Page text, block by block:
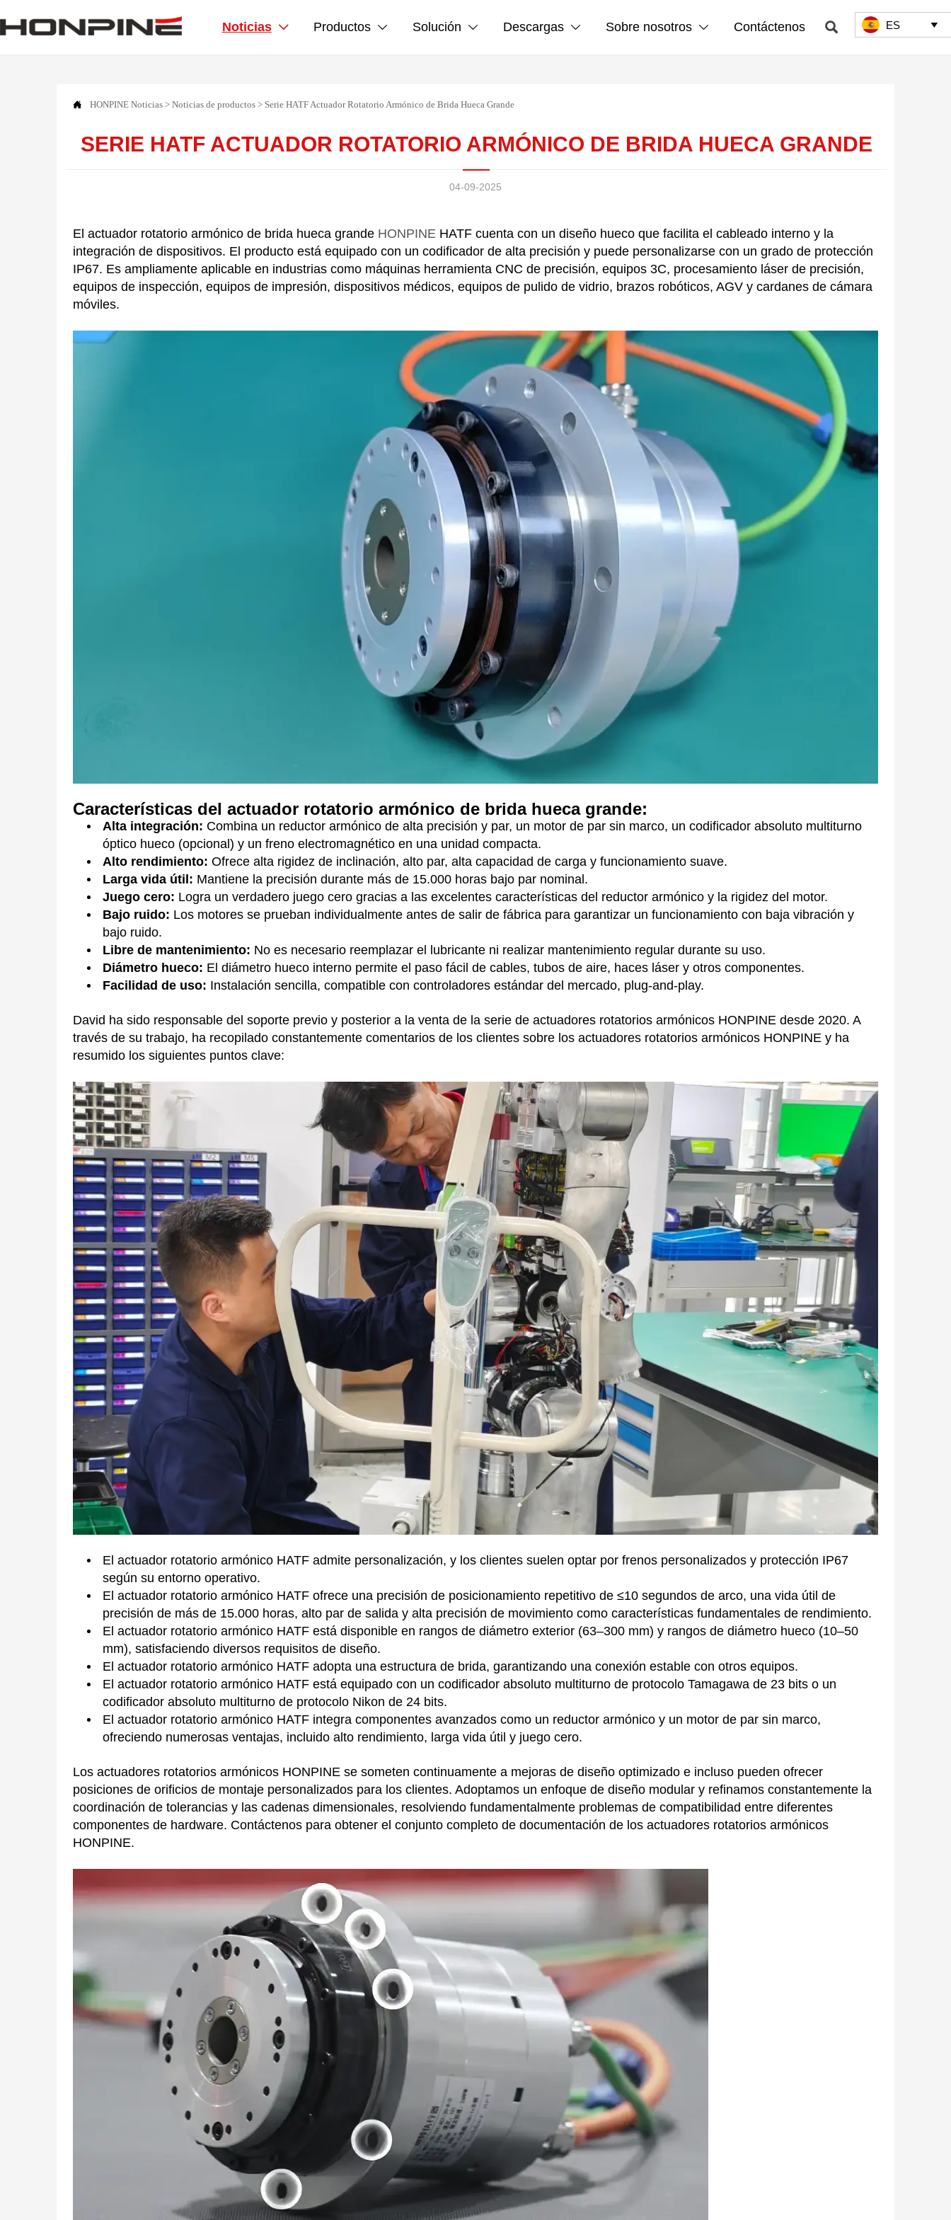
Noticias  Productos  Solución  Descargas  Sobre nosotros  Contáctenos  ES 
 HONPINE Noticias> Noticias de productos> Serie HATF Actuador Rotatorio Armónico de Brida Hueca Grande
SERIE HATF ACTUADOR ROTATORIO ARMÓNICO DE BRIDA HUECA GRANDE
04-09-2025
El actuador rotatorio armónico de brida hueca grande HONPINE HATF cuenta con un diseño hueco que facilita el cableado interno y la
integración de dispositivos. El producto está equipado con un codificador de alta precisión y puede personalizarse con un grado de protección
IP67. Es ampliamente aplicable en industrias como máquinas herramienta CNC de precisión, equipos 3C, procesamiento láser de precisión,
equipos de inspección, equipos de impresión, dispositivos médicos, equipos de pulido de vidrio, brazos robóticos, AGV y cardanes de cámara
móviles.
Características del actuador rotatorio armónico de brida hueca grande:
Alta integración: Combina un reductor armónico de alta precisión y par, un motor de par sin marco, un codificador absoluto multiturno
óptico hueco (opcional) y un freno electromagnético en una unidad compacta.
Alto rendimiento:Ofrece alta rigidez de inclinación, alto par, alta capacidad de carga y funcionamiento suave.
Larga vida útil: Mantiene la precisión durante más de 15.000 horas bajo par nominal.
Juego cero: Logra un verdadero juego cero gracias a las excelentes características del reductor armónico y la rigidez del motor.
Bajo ruido: Los motores se prueban individualmente antes de salir de fábrica para garantizar un funcionamiento con baja vibración y
bajo ruido.
Libre de mantenimiento: No es necesario reemplazar el lubricante ni realizar mantenimiento regular durante su uso.
Diámetro hueco: El diámetro hueco interno permite el paso fácil de cables, tubos de aire, haces láser y otros componentes.
Facilidad de uso: Instalación sencilla, compatible con controladores estándar del mercado, plug-and-play.
David ha sido responsable del soporte previo y posterior a la venta de la serie de actuadores rotatorios armónicos HONPINE desde 2020. A
través de su trabajo, ha recopilado constantemente comentarios de los clientes sobre los actuadores rotatorios armónicos HONPINE y ha
resumido los siguientes puntos clave:
El actuador rotatorio armónico HATF admite personalización, y los clientes suelen optar por frenos personalizados y protección IP67
según su entorno operativo.
El actuador rotatorio armónico HATF ofrece una precisión de posicionamiento repetitivo de ≤10 segundos de arco, una vida útil de
precisión de más de 15.000 horas, alto par de salida y alta precisión de movimiento como características fundamentales de rendimiento.
El actuador rotatorio armónico HATF está disponible en rangos de diámetro exterior (63–300 mm) y rangos de diámetro hueco (10–50
mm), satisfaciendo diversos requisitos de diseño.
El actuador rotatorio armónico HATF adopta una estructura de brida, garantizando una conexión estable con otros equipos.
El actuador rotatorio armónico HATF está equipado con un codificador absoluto multiturno de protocolo Tamagawa de 23 bits o un
codificador absoluto multiturno de protocolo Nikon de 24 bits.
El actuador rotatorio armónico HATF integra componentes avanzados como un reductor armónico y un motor de par sin marco,
ofreciendo numerosas ventajas, incluido alto rendimiento, larga vida útil y juego cero.
Los actuadores rotatorios armónicos HONPINE se someten continuamente a mejoras de diseño optimizado e incluso pueden ofrecer
posiciones de orificios de montaje personalizados para los clientes. Adoptamos un enfoque de diseño modular y refinamos constantemente la
coordinación de tolerancias y las cadenas dimensionales, resolviendo fundamentalmente problemas de compatibilidad entre diferentes
componentes de hardware. Contáctenos para obtener el conjunto completo de documentación de los actuadores rotatorios armónicos
HONPINE.